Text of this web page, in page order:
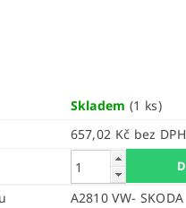
Skladem(1 ks)
657,02 Kč bez DPH
A2810 VW- SKODA